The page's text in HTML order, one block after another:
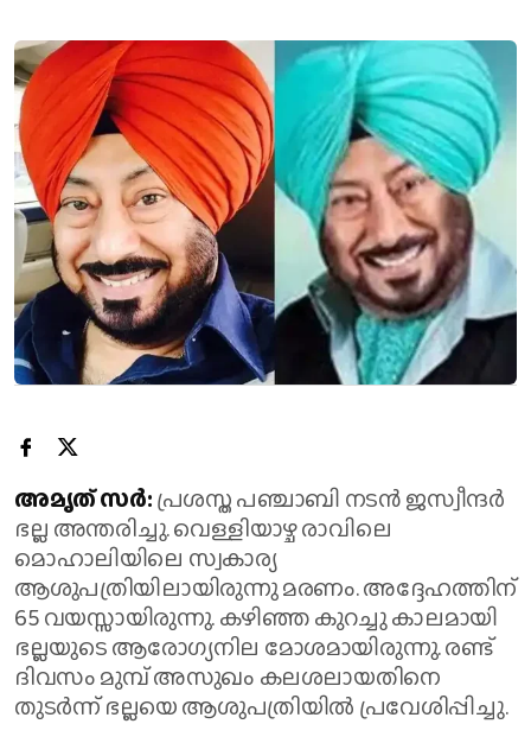
അമൃത് സർ:പ്രശസ്ത പഞ്ചാബി നടന്‍ ജസ്വീന്ദര്‍
ഭല്ല അന്തരിച്ചു. വെള്ളിയാഴ്ച രാവിലെ
മൊഹാലിയിലെ സ്വകാര്യ
ആശുപത്രിയിലായിരുന്നു മരണം. അദ്ദേഹത്തിന്
65 വയസ്സായിരുന്നു. കഴിഞ്ഞ കുറച്ചു കാലമായി
ഭല്ലയുടെ ആരോഗ്യനില മോശമായിരുന്നു. രണ്ട്
ദിവസം മുമ്പ് അസുഖം കലശലായതിനെ
തുടര്‍ന്ന് ഭല്ലയെ ആശുപത്രിയില്‍ പ്രവേശിപ്പിച്ചു.